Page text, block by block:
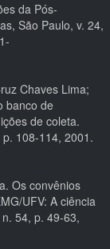
da Pós-
São Paulo, v. 24,
Chaves Lima;
banco de
de coleta.
108-114, 2001.
Os convênios
UFV: A ciência
54, p. 49-63,